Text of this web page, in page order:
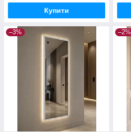
Купити
–3% –2%